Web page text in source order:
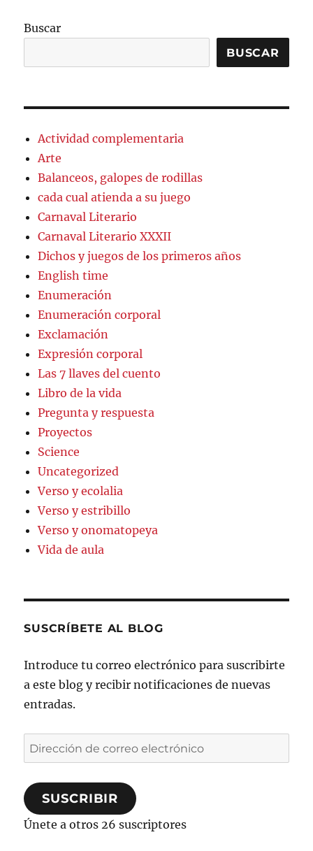
Buscar
BUSCAR
Actividad complementaria
Arte
Balanceos, galopes de rodillas
cada cual atienda a su juego
Carnaval Literario
Carnaval Literario XXXII
Dichos y juegos de los primeros años
English time
Enumeración
Enumeración corporal
Exclamación
Expresión corporal
Las 7 llaves del cuento
Libro de la vida
Pregunta y respuesta
Proyectos
Science
Uncategorized
Verso y ecolalia
Verso y estribillo
Verso y onomatopeya
Vida de aula
SUSCRÍBETE AL BLOG
Introduce tu correo electrónico para suscribirte
a este blog y recibir notificaciones de nuevas
entradas.
Dirección
de
correo
electrónico
SUSCRIBIR
Únete a otros 26 suscriptores